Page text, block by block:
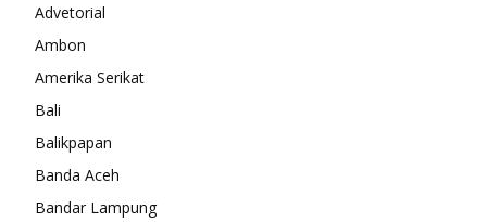
Advetorial
Ambon
Amerika Serikat
Bali
Balikpapan
Banda Aceh
Bandar Lampung